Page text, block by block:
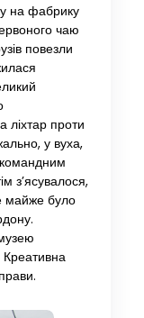
на фабрику
чаю
повезли
ліхтар проти
у вуха,
з’ясувалося,
майже було